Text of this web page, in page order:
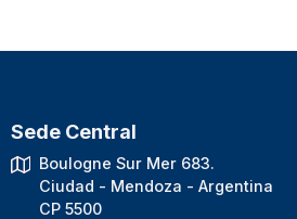
Sede Central
Boulogne Sur Mer 683.
Ciudad - Mendoza - Argentina
CP 5500